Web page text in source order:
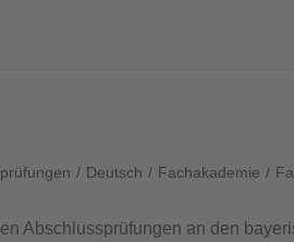
/ Deutsch / Fachakademie /
Abschlussprüfungen an den